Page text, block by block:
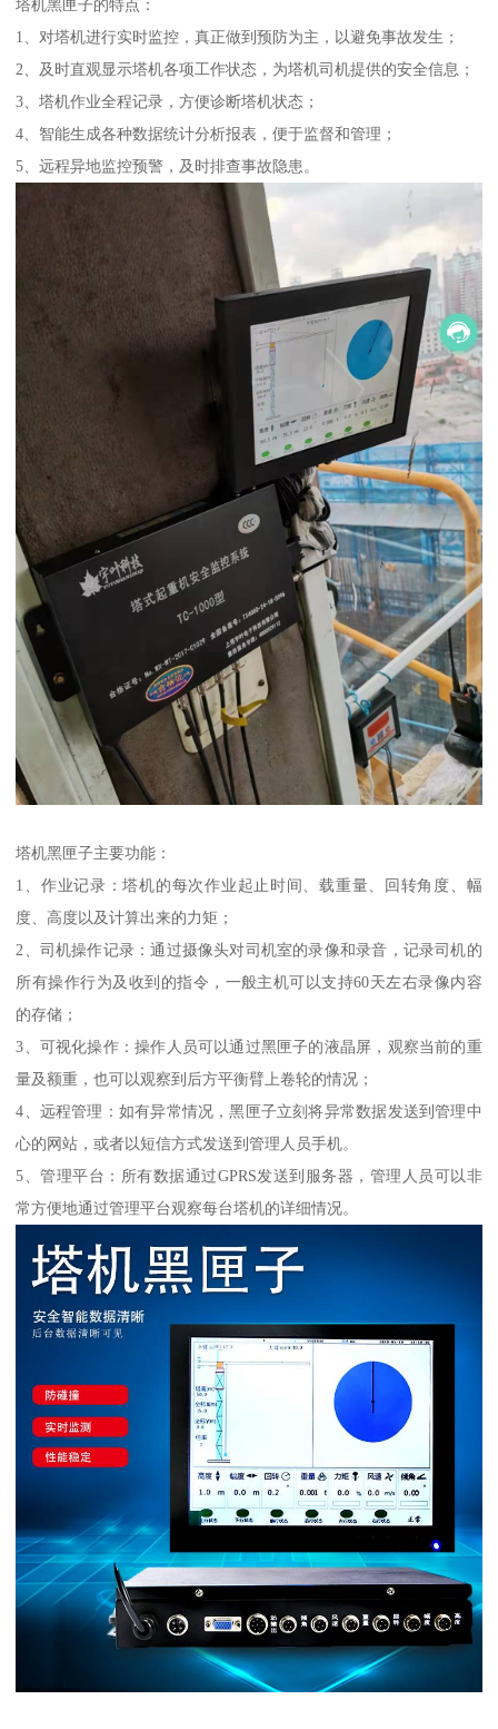
塔机黑匣子的特点：
1、对塔机进行实时监控，真正做到预防为主，以避免事故发生；
2、及时直观显示塔机各项工作状态，为塔机司机提供的安全信息；
3、塔机作业全程记录，方便诊断塔机状态；
4、智能生成各种数据统计分析报表，便于监督和管理；
5、远程异地监控预警，及时排查事故隐患。
塔机黑匣子主要功能：
1、作业记录：塔机的每次作业起止时间、载重量、回转角度、幅
度、高度以及计算出来的力矩；
2、司机操作记录：通过摄像头对司机室的录像和录音，记录司机的
所有操作行为及收到的指令，一般主机可以支持60天左右录像内容
的存储；
3、可视化操作：操作人员可以通过黑匣子的液晶屏，观察当前的重
量及额重，也可以观察到后方平衡臂上卷轮的情况；
4、远程管理：如有异常情况，黑匣子立刻将异常数据发送到管理中
心的网站，或者以短信方式发送到管理人员手机。
5、管理平台：所有数据通过GPRS发送到服务器，管理人员可以非
常方便地通过管理平台观察每台塔机的详细情况。